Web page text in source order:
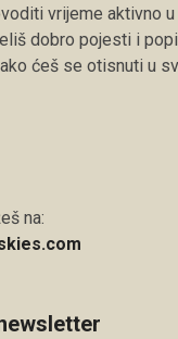
vrijeme aktivno
dobro pojesti i
ćeš se otisnuti u
na: